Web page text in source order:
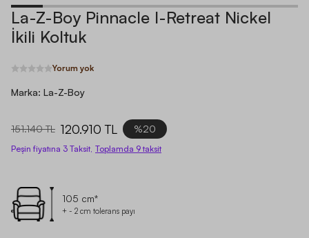
La-Z-Boy Pinnacle I-Retreat Nickel
İkili Koltuk
Yorum yok
Marka: La-Z-Boy
151.140 TL 120.910 TL %20
Peşin fiyatına 3 Taksit, Toplamda 9taksit
105 cm*
+ - 2 cm tolerans payı